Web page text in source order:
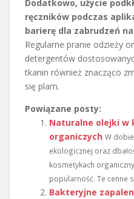
Dodatkowo, użycie
ręczników podczas
barierę dla zabrudzeń
Regularne pranie odzieży
detergentów
tkanin również znacząco
się plam.
Powiązane posty:
Naturalne olejki w
organiczych W
ekologicznej oraz
kosmetykach
popularność. Te cenne
Bakteryjne